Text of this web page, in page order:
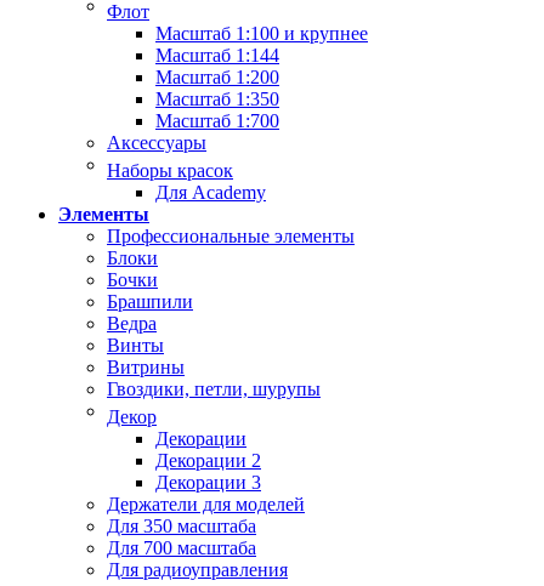
Флот
Масштаб 1:100 и крупнее
Масштаб 1:144
Масштаб 1:200
Масштаб 1:350
Масштаб 1:700
Аксессуары
Наборы красок
Для Academy
Элементы
Профессиональные элементы
Блоки
Бочки
Брашпили
Ведра
Винты
Витрины
Гвоздики, петли, шурупы
Декор
Декорации
Декорации 2
Декорации 3
Держатели для моделей
Для 350 масштаба
Для 700 масштаба
Для радиоуправления